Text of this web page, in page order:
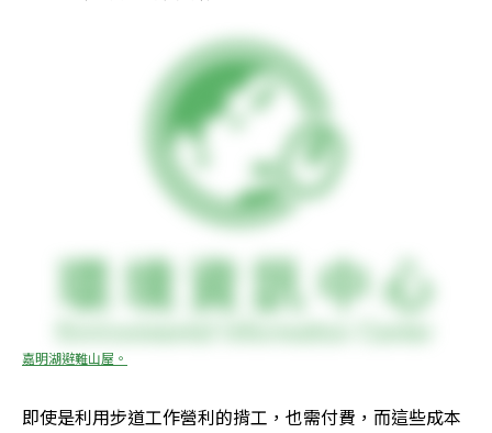
嘉明湖避難山屋。
即使是利用步道工作營利的揹工，也需付費，而這些成本